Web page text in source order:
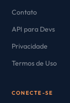
Contato
API para Devs
Privacidade
Termos de Uso
CONECTE-SE